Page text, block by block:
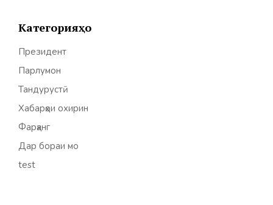
Категорияҳо
Президент
Парлумон
Тандурустӣ
Хабарҳои охирин
Фарҳанг
Дар бораи мо
test